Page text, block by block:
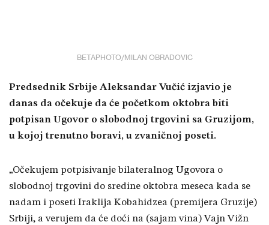
BETAPHOTO/MILAN OBRADOVIC
Predsednik Srbije Aleksandar Vučić izjavio je
danas da očekuje da će početkom oktobra biti
potpisan Ugovor o slobodnoj trgovini sa Gruzijom,
u kojoj trenutno boravi, u zvaničnoj poseti.
„Očekujem potpisivanje bilateralnog Ugovora o
slobodnoj trgovini do sredine oktobra meseca kada se
nadam i poseti Iraklija Kobahidzea (premijera Gruzije)
Srbiji, a verujem da će doći na (sajam vina) Vajn Vižn